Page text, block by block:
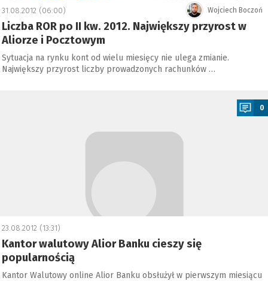
Wojciech Boczoń
31.08.2012 (06:00)
Liczba ROR po II kw. 2012. Największy przyrost w
Aliorze i Pocztowym
Sytuacja na rynku kont od wielu miesięcy nie ulega zmianie.
Największy przyrost liczby prowadzonych rachunków …
0
23.08.2012 (13:31)
Kantor walutowy Alior Banku cieszy się
popularnością
Kantor Walutowy online Alior Banku obsłużył w pierwszym miesiącu